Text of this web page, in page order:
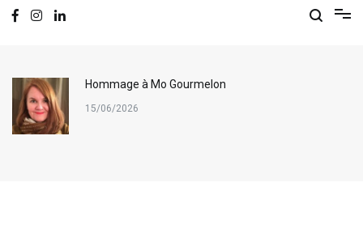
Hommage à Mo Gourmelon
15/06/2026